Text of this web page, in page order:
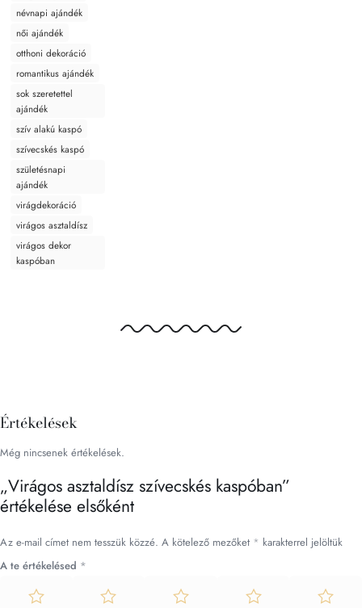
névnapi ajándék
női ajándék
otthoni dekoráció
romantikus ajándék
sok szeretettel
ajándék
szív alakú kaspó
szívecskés kaspó
születésnapi
ajándék
virágdekoráció
virágos asztaldísz
virágos dekor
kaspóban
Értékelések
Még nincsenek értékelések.
„Virágos asztaldísz szívecskés kaspóban”
értékelése elsőként
Az e-mail címet nem tesszük közzé. A kötelező mezőket * karakterrel jelöltük
A te értékelésed *